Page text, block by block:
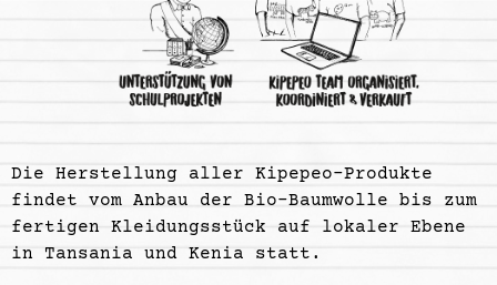
Die Herstellung aller Kipepeo-Produkte
findet vom Anbau der Bio-Baumwolle bis zum
fertigen Kleidungsstück auf lokaler Ebene
in Tansania und Kenia statt.